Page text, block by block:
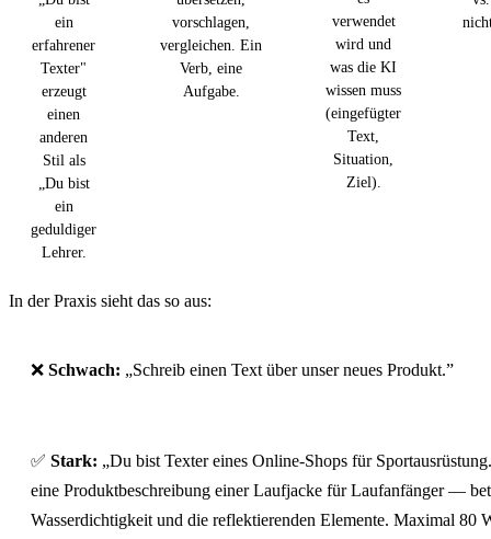
ein
erfahrener
Texter"
erzeugt
einen
anderen
Stil als
„Du bist
ein
geduldiger
Lehrer.
vorschlagen,
vergleichen. Ein
Verb, eine
Aufgabe.
verwendet
wird und
was die KI
wissen muss
(eingefügter
Text,
Situation,
Ziel).
In der Praxis sieht das so aus:
❌ Schwach: „Schreib einen Text über unser neues Produkt.”
✅ Stark: „Du bist Texter eines Online-Shops für
eine Produktbeschreibung einer Laufjacke für Laufanfänger —
Wasserdichtigkeit und die reflektierenden Elemente. Maximal 80